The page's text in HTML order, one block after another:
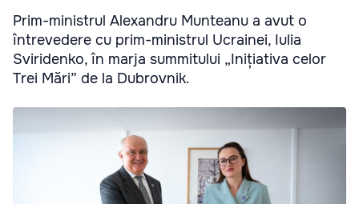
Prim-ministrul Alexandru Munteanu a avut o
întrevedere cu prim-ministrul Ucrainei, Iulia
Sviridenko, în marja summitului „Inițiativa celor
Trei Mări” de la Dubrovnik.